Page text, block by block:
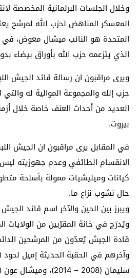
وخلال الجلسات البرلمانية المخصصة
المعسكر المناهض لحزب الله لمرشح
المتحدة هو النائب ميشال معوض،
الذي يتزعمه حزب الله بأوراق بيضاء
ويرى مراقبون ان رسالة قائد الجيش
حزب إلله والمجموعة الموالية له
بيروت.
في المقابل يرى مراقبون ان الجيش
الانقسام الطائفي وعدم جهوزيته
كيانات وميليشيات ممولة بأسلحة
حال نشوب نزاع ما.
ويبرز بين الحين والآخر اسم قائد الجيش
ويُدرَج في خانة المقرّبين من الولايات
قادة الجيش يُعدّون من المرشحين
سليمان (2008 – 2014)، وميشال عون (2016 -2022).